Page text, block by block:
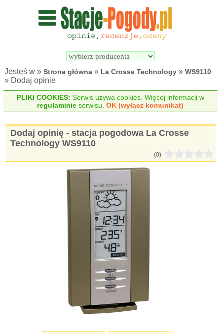
Wyszukiwarka
pogodowych
Jesteś w »Strona główna » La Crosse Technology »WS9110
» Dodaj opinie
PLIKI COOKIES: Serwis używa cookies. Więcej informacji w
regulaminie serwisu.OK (wyłącz komunikat)
Dodaj opinię - stacja pogodowa La Crosse
Technology WS9110
(0)